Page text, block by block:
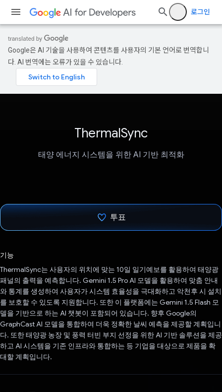
로그인
Google은 AI 기술을 사용하여 콘텐츠를 사용자의 기본 언어로 번역합니
다. AI 번역에는 오류가 있을 수 있습니다.
ThermalSync
태양 에너지 시스템을 위한 AI 기반 최적화
투표
기능
ThermalSync는 사용자의 위치에 맞는 10일 일기예보를 활용하여 태양광
패널의 출력을 예측합니다. Gemini 1.5 Pro AI 모델을 활용하여 맞춤 안내
와 통계를 생성하여 사용자가 시스템 효율성을 극대화하고 악천후 시 설치
를 보호할 수 있도록 지원합니다. 또한 이 플랫폼에는 Gemini 1.5 Flash 모
델을 기반으로 하는 AI 챗봇이 포함되어 있습니다. 향후 Google의
GraphCast AI 모델을 통합하여 더욱 정확한 날씨 예측을 제공할 계획입니
다. 또한 태양광 농장 및 풍력 터빈 부지 선정을 위한 AI 기반 솔루션을 제공
하고 AI 시스템을 기존 인프라와 통합하는 등 기업을 대상으로 제품을 확
대할 계획입니다.